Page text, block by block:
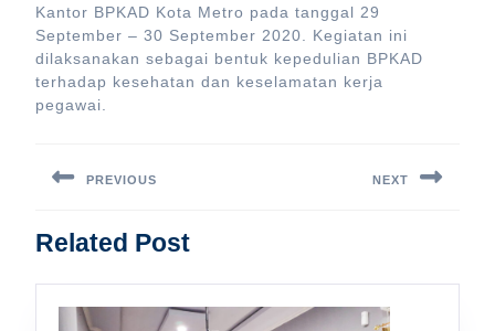
Kantor BPKAD Kota Metro pada tanggal 29
September – 30 September 2020. Kegiatan ini
dilaksanakan sebagai bentuk kepedulian BPKAD
terhadap kesehatan dan keselamatan kerja
pegawai.
navigation
PREVIOUS
post:
NEXT
Related Post